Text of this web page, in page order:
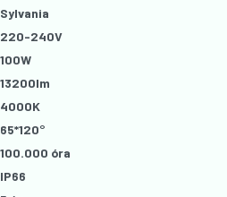
Sylvania
220-240V
100W
13200lm
4000K
65*120°
100.000 óra
IP66